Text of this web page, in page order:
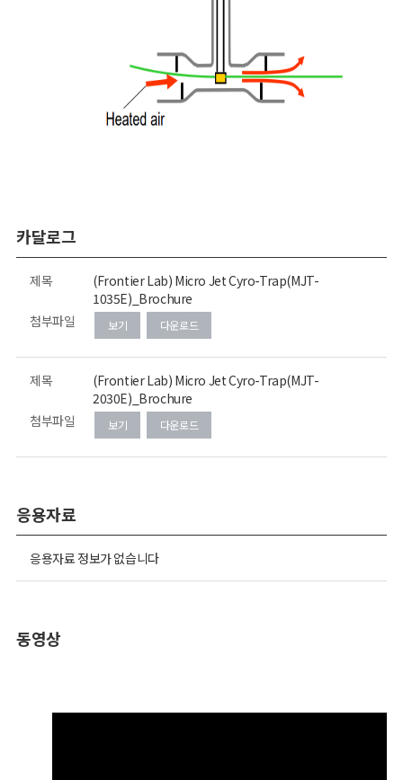
카달로그
제목
(Frontier Lab) Micro Jet Cyro-Trap(MJT-
1035E)_Brochure
첨부파일
보기 다운로드
제목
(Frontier Lab) Micro Jet Cyro-Trap(MJT-
2030E)_Brochure
첨부파일
보기 다운로드
응용자료
응용자료 정보가 없습니다
동영상